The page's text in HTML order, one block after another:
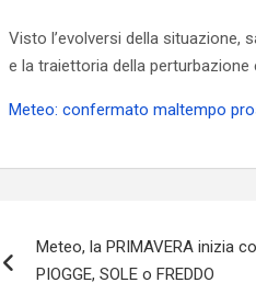
Visto l’evolversi della situazione,
e la traiettoria della
Meteo: confermato maltempo
articoli
Meteo, la PRIMAVERA inizia
PIOGGE, SOLE o FREDDO